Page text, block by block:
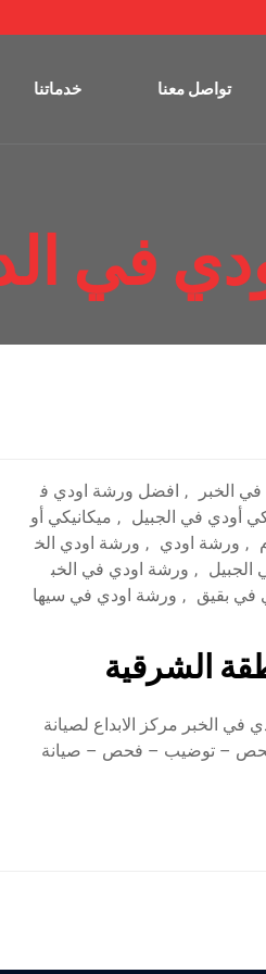
تواصل معنا خدماتنا
في
الخبر , افضل ورشة اودي ف
أودي في الجبيل , ميكانيكي أو
, ورشة اودي , ورشة اودي الخ
, ورشة اودي في الخب
في بقيق , ورشة اودي في سيها
الشرقية
الخبر مركز الابداع لصيانة
– فحص – توضيب – فحص – صيانة